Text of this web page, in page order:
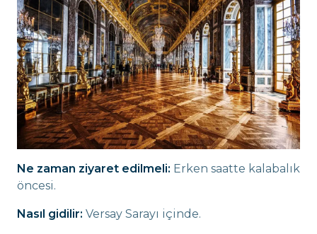
Ne zaman ziyaret edilmeli: Erken saatte kalabalık
öncesi.
Nasıl gidilir: Versay Sarayı içinde.